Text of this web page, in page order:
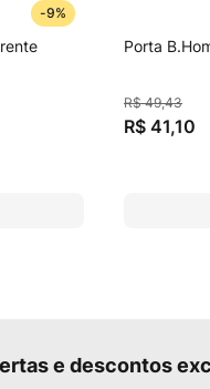
-9%
Porta
R$ 49,43
R$ 41,10
e descontos